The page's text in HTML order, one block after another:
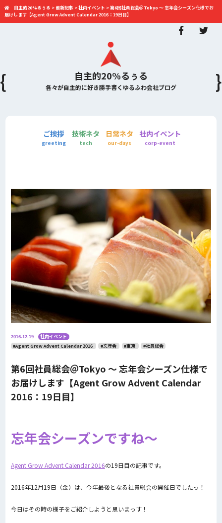
自主的20%るぅる
各々が自主的に好き勝手書くゆるふわ会社ブログ
自主的20%るぅる > 最新記事 >社内イベント >第6回社員総会＠Tokyo 〜 忘年会シーズン仕様でお
届けします【Agent Grow Advent Calendar 2016：19日目】
ご挨拶
greeting
技術ネタ
tech
日常ネタ
our-days
社内イベント
corp-event
2016.12.19
社内イベント
#Agent Grow Advent Calendar 2016
#忘年会 #東京 #社員総会
第6回社員総会＠Tokyo 〜 忘年会シーズン仕様で
お届けします【Agent Grow Advent Calendar
2016：19日目】
忘年会シーズンですね〜
Agent Grow Advent Calendar 2016の19日目の記事です。
2016年12月19日（金）は、今年最後となる社員総会の開催日でしたっ！
今日はその時の様子をご紹介しようと思いまっす！